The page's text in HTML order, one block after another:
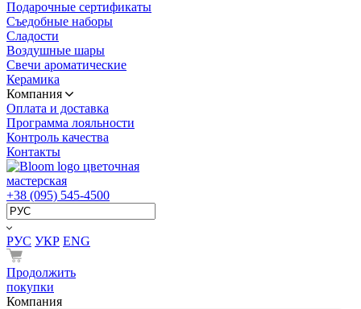
Подарочные сертификаты
Съедобные наборы
Сладости
Воздушные шары
Свечи ароматические
Керамика
Компания
Оплата и доставка
Программа лояльности
Контроль качества
Контакты
цветочная
мастерская
+38 (095) 545-4500
РУС УКР ENG
Продолжить
покупки
Компания